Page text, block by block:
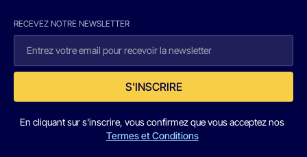
RECEVEZ NOTRE NEWSLETTER
S'INSCRIRE
En cliquant sur s'inscrire, vous confirmez que vous acceptez nos
Termes et Conditions